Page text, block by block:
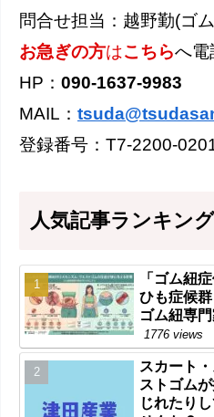
問合せ担当：越野勤(ゴ
お急ぎの方はこちらへ電
HP： 090-1637-9983
MAIL：
登録番号：T7-2200-
人気記事ランキング
「ゴム紐
ひも症候
ゴム紐専
1776 views
スカート
ストゴム
じれたり